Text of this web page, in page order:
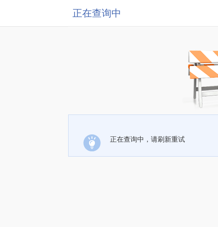
正在查询中
正在查询中，请刷新重试